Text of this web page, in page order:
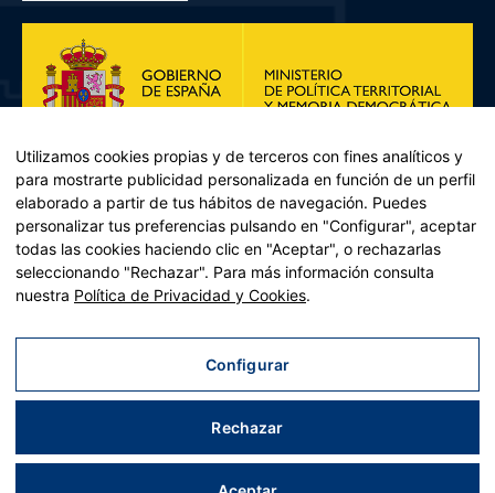
Plan de Recuperación, Transformación y Resiliencia – Financiado por
Recuperación y resiliencia, establecido por el Reglamento (UE)
2021/241 del Parlamento Europeo y del Consejo, de 12 de febrero
Aviso legal|Política de privacidad|Política de cookies|Accesibilidad|Mapa web
| Desarrollado porTrestristes
Utilizamos cookies propias y de terceros con fines analíticos y
para mostrarte publicidad personalizada en función de un perfil
elaborado a partir de tus hábitos de navegación. Puedes
personalizar tus preferencias pulsando en "Configurar", aceptar
todas las cookies haciendo clic en "Aceptar", o rechazarlas
seleccionando "Rechazar". Para más información consulta
nuestra Política de Privacidad y Cookies.
Configurar
Rechazar